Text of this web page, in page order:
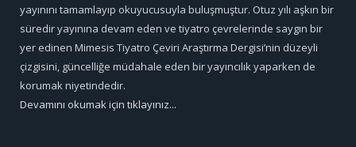
yayınını tamamlayıp okuyucusuyla buluşmuştur. Otuz yılı aşkın bir
süredir yayınına devam eden ve tiyatro çevrelerinde saygın bir
yer edinen Mimesis Tiyatro Çeviri Araştırma Dergisi’nin düzeyli
çizgisini, güncelliğe müdahale eden bir yayıncılık yaparken de
korumak niyetindedir.
Devamını okumak için tıklayınız...